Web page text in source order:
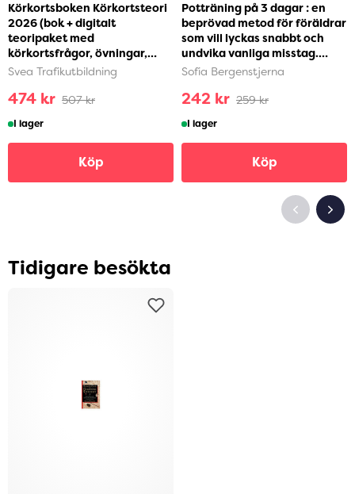
Körkortsboken Körkortsteori
2026 (bok + digitalt
teoripaket med
körkortsfrågor, övningar,
ljudbok & ebok) (häftad)
Svea Trafikutbildning
474 kr 507 kr
I lager
Köp
Potträning på 3 dagar : en
beprövad metod för föräldrar
som vill lyckas snabbt och
undvika vanliga misstag.
Steg-för-ste...
Sofia Bergenstjerna
242 kr 259 kr
I lager
Köp
Tidigare besökta